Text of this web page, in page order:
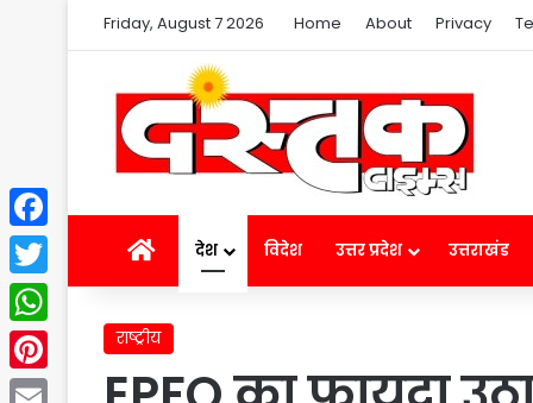
Friday, August 7 2026 Home About Privacy
Homeदेश विदेश उत्तर प्रदेश उत्तराखंड
राष्ट्रीय
Facebook
Twitter
WhatsApp
Pinterest